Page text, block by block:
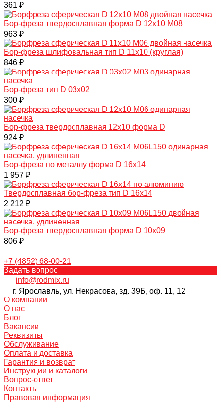
361 ₽
Бор-фреза твердосплавная форма D 12х10 M08
963 ₽
Бор-фреза шлифовальная тип D 11х10 (круглая)
846 ₽
Бор-фреза тип D 03х02
300 ₽
Бор-фреза твердосплавная 12х10 форма D
924 ₽
Бор-фреза по металлу форма D 16х14
1 957 ₽
Твердосплавная бор-фреза тип D 16х14
2 212 ₽
Бор-фреза твердосплавная форма D 10х09
806 ₽
+7 (4852) 68-00-21
Задать вопрос
info@rodmix.ru
г. Ярославль, ул. Некрасова, зд. 39Б, оф. 11, 12
О компании
О нас
Блог
Вакансии
Реквизиты
Обслуживание
Оплата и доставка
Гарантия и возврат
Инструкции и каталоги
Вопрос-ответ
Контакты
Правовая информация